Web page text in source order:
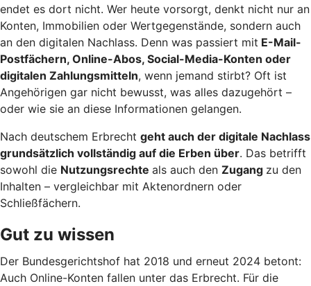
endet es dort nicht. Wer heute vorsorgt, denkt nicht nur an
Konten, Immobilien oder Wertgegenstände, sondern auch
an den digitalen Nachlass. Denn was passiert mit E-Mail-
Postfächern, Online-Abos, Social-Media-Konten oder
digitalen Zahlungsmitteln, wenn jemand stirbt? Oft ist
Angehörigen gar nicht bewusst, was alles dazugehört –
oder wie sie an diese Informationen gelangen.
Nach deutschem Erbrecht geht auch der digitale Nachlass
grundsätzlich vollständig auf die Erben über. Das betrifft
sowohl die Nutzungsrechte als auch den Zugang zu den
Inhalten – vergleichbar mit Aktenordnern oder
Schließfächern.
Gut zu wissen
Der Bundesgerichtshof hat 2018 und erneut 2024 betont:
Auch Online-Konten fallen unter das Erbrecht. Für die